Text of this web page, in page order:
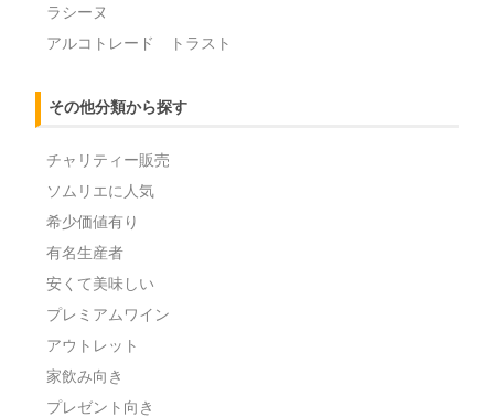
ラシーヌ
アルコトレード トラスト
その他分類から探す
チャリティー販売
ソムリエに人気
希少価値有り
有名生産者
安くて美味しい
プレミアムワイン
アウトレット
家飲み向き
プレゼント向き